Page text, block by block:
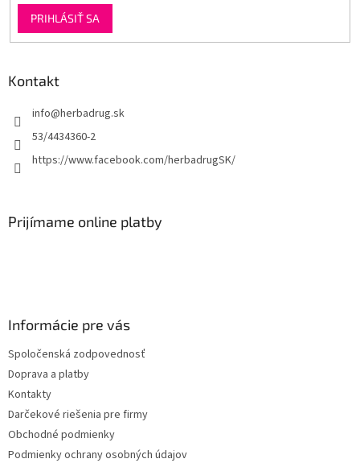
PRIHLÁSIŤ SA
Kontakt
info@herbadrug.sk
53/4434360-2
https://www.facebook.com/herbadrugSK/
Prijímame online platby
Informácie pre vás
Spoločenská zodpovednosť
Doprava a platby
Kontakty
Darčekové riešenia pre firmy
Obchodné podmienky
Podmienky ochrany osobných údajov